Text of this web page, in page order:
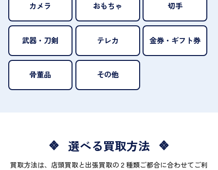
カメラ おもちゃ 切手
武器・刀剣 テレカ 金券・ギフト券
骨董品 その他
選べる買取方法
買取方法は、店頭買取と出張買取の２種類ご都合に合わせてご利